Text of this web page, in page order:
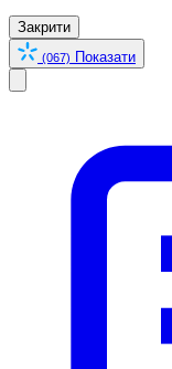
Закрити
(067) Показати